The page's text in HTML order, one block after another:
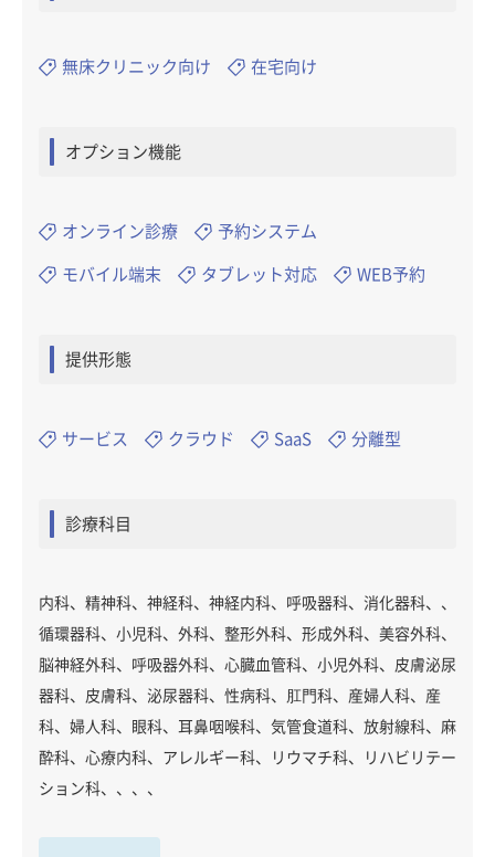
無床クリニック向け 在宅向け
オプション機能
オンライン診療 予約システム
モバイル端末 タブレット対応 WEB予約
提供形態
サービス クラウド SaaS 分離型
診療科目
内科、精神科、神経科、神経内科、呼吸器科、消化器科、、
循環器科、小児科、外科、整形外科、形成外科、美容外科、
脳神経外科、呼吸器外科、心臓血管科、小児外科、皮膚泌尿
器科、皮膚科、泌尿器科、性病科、肛門科、産婦人科、産
科、婦人科、眼科、耳鼻咽喉科、気管食道科、放射線科、麻
酔科、心療内科、アレルギー科、リウマチ科、リハビリテー
ション科、、、、